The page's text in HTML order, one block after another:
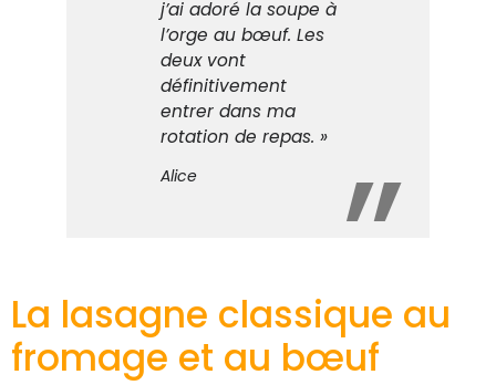
j’ai adoré la soupe à
l’orge au bœuf. Les
deux vont
définitivement
entrer dans ma
rotation de repas. »
Alice
La lasagne classique au
fromage et au bœuf